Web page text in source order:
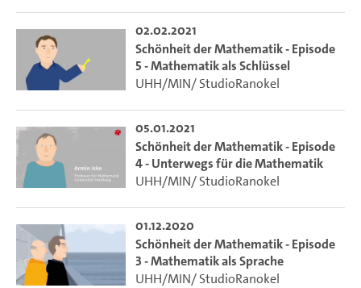
02.02.2021
Schönheit der Mathematik - Episode
5 - Mathematik als Schlüssel
UHH/MIN/ StudioRanokel
05.01.2021
Schönheit der Mathematik - Episode
4 - Unterwegs für die Mathematik
UHH/MIN/ StudioRanokel
01.12.2020
Schönheit der Mathematik - Episode
3 - Mathematik als Sprache
UHH/MIN/ StudioRanokel